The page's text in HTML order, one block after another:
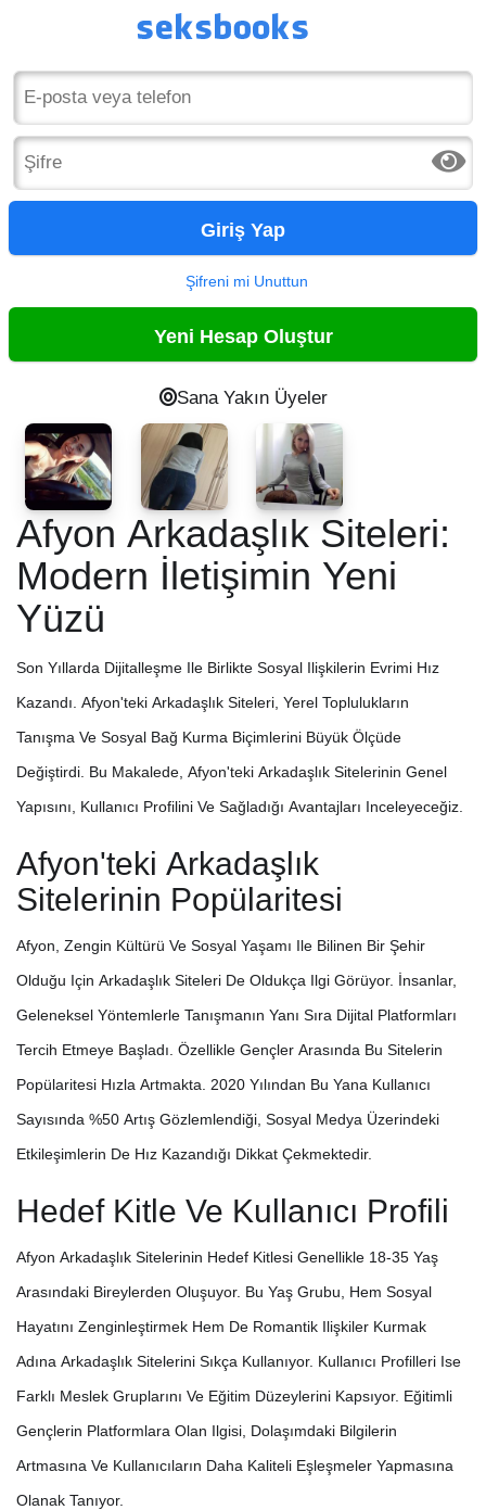
Giriş Yap
Şifreni mi Unuttun
Yeni Hesap Oluştur
Sana Yakın Üyeler
Afyon Arkadaşlık Siteleri:
Modern İletişimin Yeni
Yüzü
Son Yıllarda Dijitalleşme Ile Birlikte Sosyal Ilişkilerin Evrimi Hız
Kazandı. Afyon'teki Arkadaşlık Siteleri, Yerel Toplulukların
Tanışma Ve Sosyal Bağ Kurma Biçimlerini Büyük Ölçüde
Değiştirdi. Bu Makalede, Afyon'teki Arkadaşlık Sitelerinin Genel
Yapısını, Kullanıcı Profilini Ve Sağladığı Avantajları Inceleyeceğiz.
Afyon'teki Arkadaşlık
Sitelerinin Popülaritesi
Afyon, Zengin Kültürü Ve Sosyal Yaşamı Ile Bilinen Bir Şehir
Olduğu Için Arkadaşlık Siteleri De Oldukça Ilgi Görüyor. İnsanlar,
Geleneksel Yöntemlerle Tanışmanın Yanı Sıra Dijital Platformları
Tercih Etmeye Başladı. Özellikle Gençler Arasında Bu Sitelerin
Popülaritesi Hızla Artmakta. 2020 Yılından Bu Yana Kullanıcı
Sayısında %50 Artış Gözlemlendiği, Sosyal Medya Üzerindeki
Etkileşimlerin De Hız Kazandığı Dikkat Çekmektedir.
Hedef Kitle Ve Kullanıcı Profili
Afyon Arkadaşlık Sitelerinin Hedef Kitlesi Genellikle 18-35 Yaş
Arasındaki Bireylerden Oluşuyor. Bu Yaş Grubu, Hem Sosyal
Hayatını Zenginleştirmek Hem De Romantik Ilişkiler Kurmak
Adına Arkadaşlık Sitelerini Sıkça Kullanıyor. Kullanıcı Profilleri Ise
Farklı Meslek Gruplarını Ve Eğitim Düzeylerini Kapsıyor. Eğitimli
Gençlerin Platformlara Olan Ilgisi, Dolaşımdaki Bilgilerin
Artmasına Ve Kullanıcıların Daha Kaliteli Eşleşmeler Yapmasına
Olanak Tanıyor.